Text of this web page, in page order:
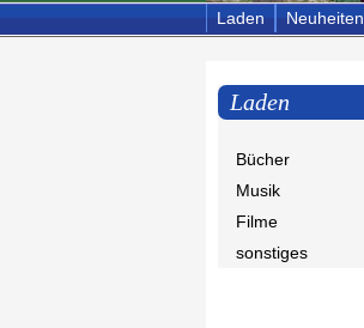
Laden Neuheiten
Laden
Bücher
Musik
Filme
sonstiges